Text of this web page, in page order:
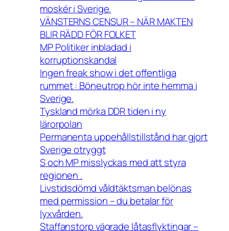
moskér i Sverige.
VÄNSTERNS CENSUR – NÄR MAKTEN
BLIR RÄDD FÖR FOLKET
MP Politiker inbladad i
korruptionskandal
Ingen freak show i det offentliga
rummet : Böneutrop hör inte hemma i
Sverige.
Tyskland mörka DDR tiden i ny
lärorpolan
Permanenta uppehållstillstånd har gjort
Sverige otryggt
S och MP misslyckas med att styra
regionen .
Livstidsdömd våldtäktsman belönas
med permission – du betalar för
lyxvården.
Staffanstorp vägrade låtasflyktingar –